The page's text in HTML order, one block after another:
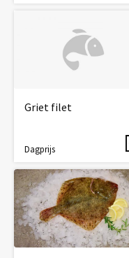
Griet filet
Dagprijs